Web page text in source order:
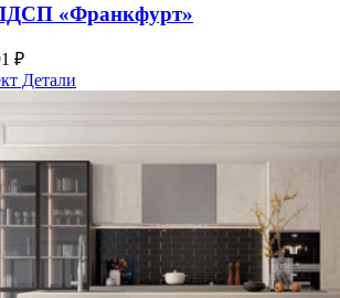
«Франкфурт»
₽
Детали